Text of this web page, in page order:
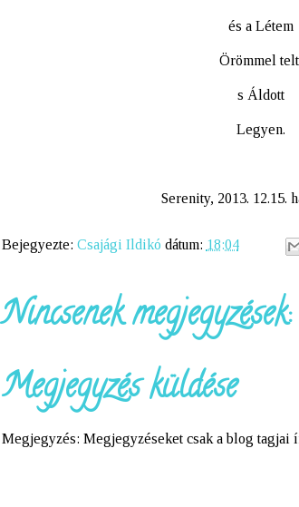
és a Létem
Örömmel
s Áldott
Legyen.
Serenity, 2013. 12.15.
Bejegyezte: Csajági Ildikó dátum: 18:04
Nincsenek megjegyzések:
Megjegyzés küldése
Megjegyzés: Megjegyzéseket csak a blog tagjai